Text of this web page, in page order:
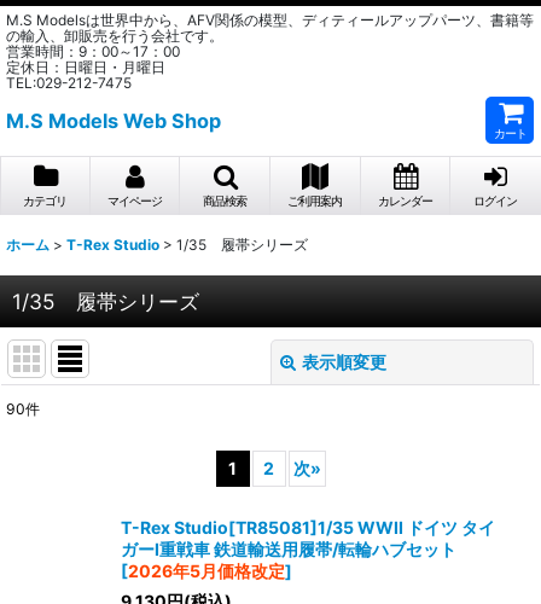
M.S Modelsは世界中から、AFV関係の模型、ディティールアップパーツ、書籍等
の輸入、卸販売を行う会社です。
営業時間：9：00～17：00
定休日：日曜日・月曜日
TEL:029-212-7475
M.S Models Web Shop
カート
カテゴリ マイページ 商品検索 ご利用案内 カレンダー ログイン
ホーム > T-Rex Studio > 1/35 履帯シリーズ
1/35 履帯シリーズ
表示順変更
90件
1 2 次»
T-Rex Studio[TR85081]1/35 WWII ドイツ タイ
ガーI重戦車 鉄道輸送用履帯/転輪ハブセット
[2026年5月価格改定]